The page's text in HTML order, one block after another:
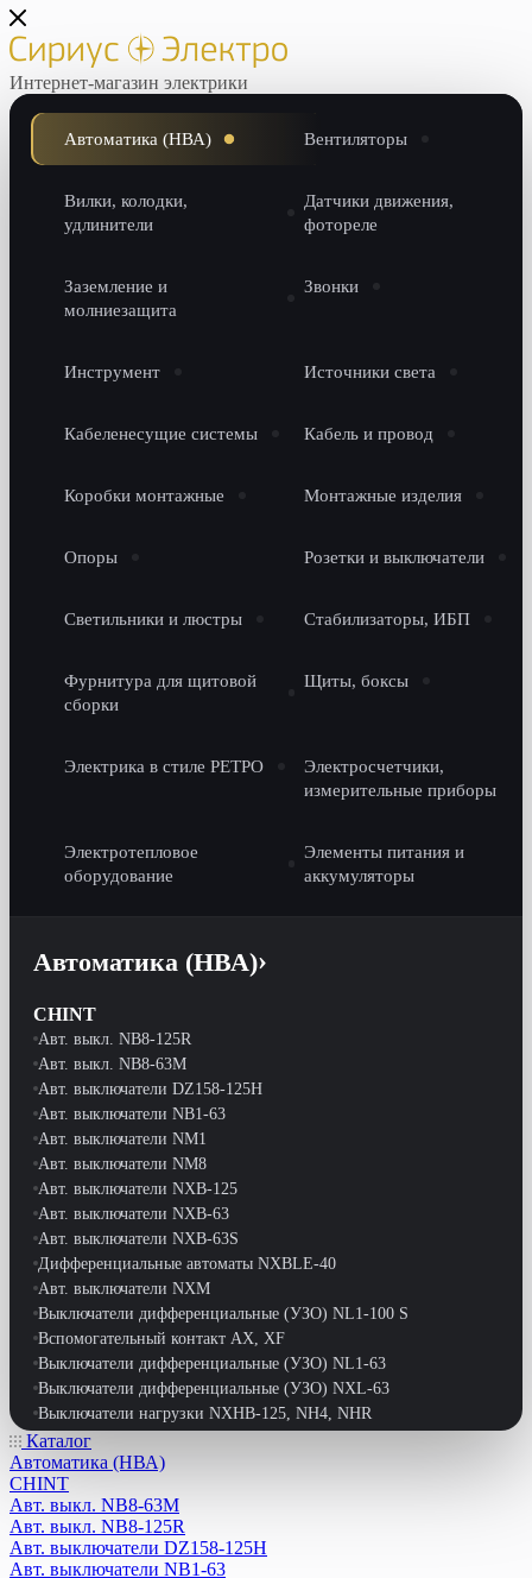
Интернет-магазин электрики
Автоматика (НВА) Вентиляторы
Вилки, колодки,
удлинители
Датчики движения,
фотореле
Заземление и
молниезащита
Звонки
Инструмент Источники света
Кабеленесущие системы Кабель и провод
Коробки монтажные Монтажные изделия
Опоры Розетки и выключатели
Светильники и люстры Стабилизаторы, ИБП
Фурнитура для щитовой
сборки
Щиты, боксы
Электрика в стиле РЕТРО
Электросчетчики,
измерительные приборы
Электротепловое
оборудование
Элементы питания и
аккумуляторы
Автоматика (НВА)
CHINT
Авт. выкл. NB8-125R
Авт. выкл. NB8-63M
Авт. выключатели DZ158-125H
Авт. выключатели NB1-63
Авт. выключатели NM1
Авт. выключатели NM8
Авт. выключатели NXB-125
Авт. выключатели NXB-63
Авт. выключатели NXB-63S
Дифференциальные автоматы NXBLE-40
Авт. выключатели NXM
Выключатели дифференциальные (УЗО) NL1-100 S
Вспомогательный контакт АХ, XF
Выключатели дифференциальные (УЗО) NL1-63
Выключатели дифференциальные (УЗО) NXL-63
Выключатели нагрузки NXHB-125, NH4, NHR
Выключатели путевые
Выключатели-разъединители NH40
Выключатели-разъединители реверс. NF2-63
Выключатели-разъдинители NH1
Дифференциальные автоматы DZ47LE-63
Дифференциальные автоматы NB1L
Каталог
Автоматика (НВА)
CHINT
Авт. выкл. NB8-63M
Авт. выкл. NB8-125R
Авт. выключатели DZ158-125H
Авт. выключатели NB1-63